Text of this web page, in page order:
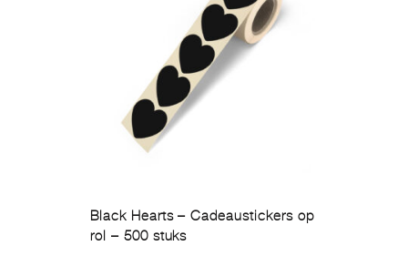
Black Hearts – Cadeaustickers op
rol – 500 stuks